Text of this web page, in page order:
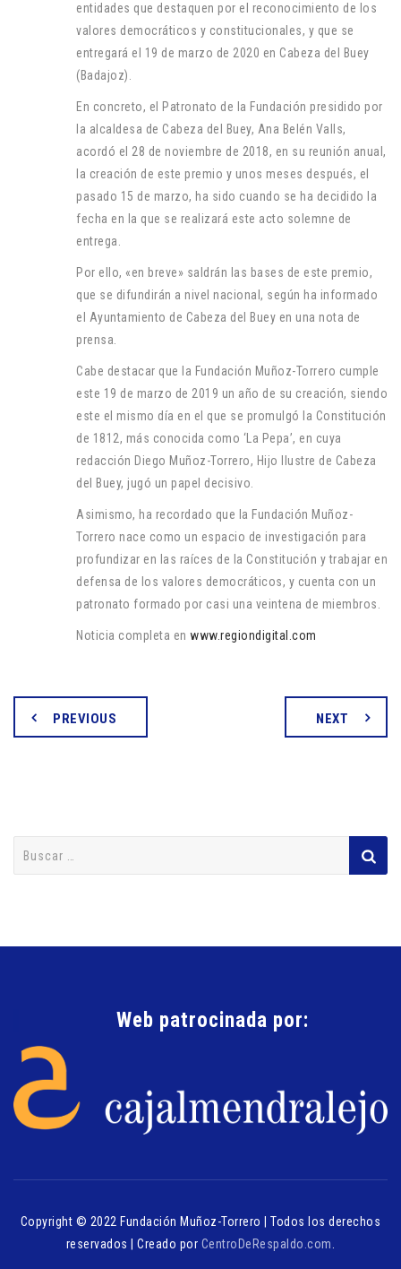
entidades que destaquen por el reconocimiento de los
valores democráticos y constitucionales, y que se
entregará el 19 de marzo de 2020 en Cabeza del Buey
(Badajoz).
En concreto, el Patronato de la Fundación presidido por
la alcaldesa de Cabeza del Buey, Ana Belén Valls,
acordó el 28 de noviembre de 2018, en su reunión anual,
la creación de este premio y unos meses después, el
pasado 15 de marzo, ha sido cuando se ha decidido la
fecha en la que se realizará este acto solemne de
entrega.
Por ello, «en breve» saldrán las bases de este premio,
que se difundirán a nivel nacional, según ha informado
el Ayuntamiento de Cabeza del Buey en una nota de
prensa.
Cabe destacar que la Fundación Muñoz-Torrero cumple
este 19 de marzo de 2019 un año de su creación, siendo
este el mismo día en el que se promulgó la Constitución
de 1812, más conocida como ‘La Pepa’, en cuya
redacción Diego Muñoz-Torrero, Hijo Ilustre de Cabeza
del Buey, jugó un papel decisivo.
Asimismo, ha recordado que la Fundación Muñoz-
Torrero nace como un espacio de investigación para
profundizar en las raíces de la Constitución y trabajar en
defensa de los valores democráticos, y cuenta con un
patronato formado por casi una veintena de miembros.
Noticia completa en www.regiondigital.com
PREVIOUS NEXT
Web patrocinada por:
Copyright © 2022 Fundación Muñoz-Torrero | Todos los derechos
reservados | Creado por CentroDeRespaldo.com